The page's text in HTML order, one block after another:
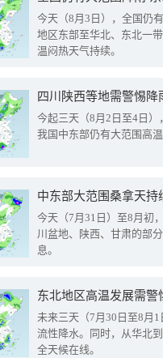
今天（8月3日），全国仍
地区东部至华北、东北一
温闷热天气持续。
今起三天（8月2日至4日
我国中东部仍有大范围高
中东部大范围桑拿天
今天（7月31日）至8月初
川盆地、陕西、甘肃的部
息。
东北地区高温发展需
未来三天（7月30日至8月
流性降水。同时，从华北
全天候在线。